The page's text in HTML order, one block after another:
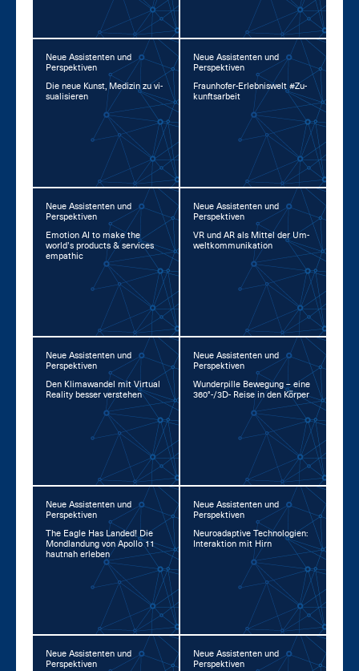
Neue Assistenten und
Perspektiven
Die neue Kunst, Me­di­zin zu vi­
sua­li­sie­ren
Neue Assistenten und
Perspektiven
Fraun­ho­fer-Er­leb­nis­welt #Zu­
kunfts­ar­beit
Neue Assistenten und
Perspektiven
Emo­ti­on AI to ma­ke the
world’s pro­ducts & ser­vices
em­pa­thic
Neue Assistenten und
Perspektiven
VR und AR als Mit­tel der Um­
welt­kom­mu­ni­ka­ti­on
Neue Assistenten und
Perspektiven
Den Kli­ma­wan­del mit Vir­tu­al
Rea­li­ty bes­ser ver­ste­hen
Neue Assistenten und
Perspektiven
Wun­der­pil­le Be­we­gung – ei­ne
360°-/3D- Rei­se in den Kör­per
Neue Assistenten und
Perspektiven
The Ea­gle Has Lan­ded! Die
Mond­lan­dung von Apol­lo 11
haut­nah er­le­ben
Neue Assistenten und
Perspektiven
Neu­road­ap­ti­ve Tech­no­lo­gi­en:
In­ter­ak­ti­on mit Hirn
Neue Assistenten und
Perspektiven
Neue Assistenten und
Perspektiven